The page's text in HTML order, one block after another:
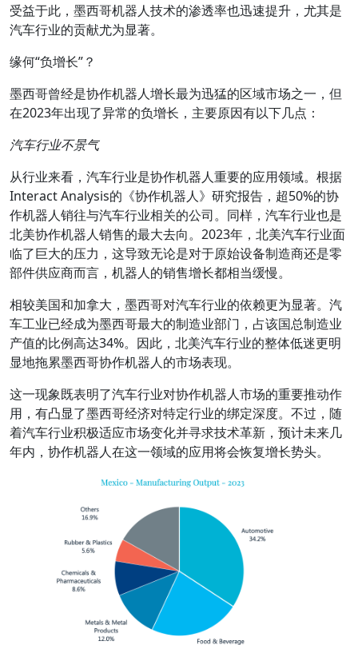
受益于此，墨西哥机器人技术的渗透率也迅速提升，尤其是
汽车行业的贡献尤为显著。
缘何“负增长”？
墨西哥曾经是协作机器人增长最为迅猛的区域市场之一，但
在2023年出现了异常的负增长，主要原因有以下几点：
汽车行业不景气
从行业来看，汽车行业是协作机器人重要的应用领域。根据
Interact Analysis的《协作机器人》研究报告，超50%的协
作机器人销往与汽车行业相关的公司。同样，汽车行业也是
北美协作机器人销售的最大去向。2023年，北美汽车行业面
临了巨大的压力，这导致无论是对于原始设备制造商还是零
部件供应商而言，机器人的销售增长都相当缓慢。
相较美国和加拿大，墨西哥对汽车行业的依赖更为显著。汽
车工业已经成为墨西哥最大的制造业部门，占该国总制造业
产值的比例高达34%。因此，北美汽车行业的整体低迷更明
显地拖累墨西哥协作机器人的市场表现。
这一现象既表明了汽车行业对协作机器人市场的重要推动作
用，有凸显了墨西哥经济对特定行业的绑定深度。不过，随
着汽车行业积极适应市场变化并寻求技术革新，预计未来几
年内，协作机器人在这一领域的应用将会恢复增长势头。